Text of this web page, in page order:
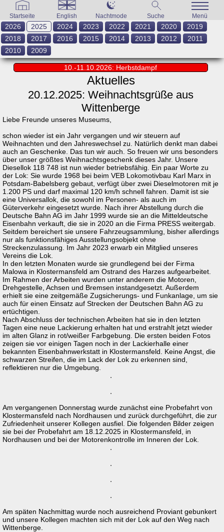
Startseite English Nachtmode Suche Menü
2026 2025 2024 2023 2022 2021 2020
2019
2018
2017 2016 2015 2014 2013 2012
2011
2010
2009
10.-11.10.2026: Herbstdampf
Aktuelles
20.12.2025: Weihnachtsgrüße aus
Wittenberge
Liebe Freunde unseres Museums,
schon wieder ist ein Jahr vergangen und wir steuern auf
Weihnachten und den Jahreswechsel zu. Natürlich denkt man dabei
auch an Geschenke. Das tun wir auch. So freuen wir uns besonders
über unser größtes Weihnachtsgeschenk dieses Jahr. Unsere
Diesellok 118 748 ist nun wieder betriebsfähig. Ein paar Worte zu
der Lok: Sie wurde 1968 bei beim VEB Lokomotivbau Karl Marx in
Potsdam-Babelsberg gebaut, verfügt über zwei Dieselmotoren mit je
1.200 PS und darf maximal 120 km/h schnell fahren. Damit ist sie
eine Universallok, die sowohl im Personen- als auch im
Güterverkehr eingesetzt wurde. Nach ihrer Abstellung durch die
Deutsche Bahn AG im Jahr 1999 wurde sie an die Mitteldeutsche
Eisenbahn verkauft, die sie in 2020 an die Firma PRESS weitergab.
Seitdem bereichert sie unsere Fahrzeugsammlung, bisher allerdings
nur als funktionsfähiges Ausstellungsobjekt ohne
Streckenzulassung. Im Jahr 2023 erwarb ein Mitglied unseres
Vereins die Lok.
In den letzten Monaten wurde sie grundlegend bei der Firma
Malowa in Klostermansfeld am Ostrand des Harzes aufgearbeitet.
Im Rahmen der Arbeiten wurden unter anderem die Motoren,
Drehgestelle, Achsen und Bremsen instandgesetzt. Außerdem
erhielt sie eine zeitgemäße Zugsicherungs- und Funkanlage, um sie
auch für einen Einsatz auf Strecken der Deutschen Bahn AG zu
ertüchtigen.
Nach Abschluss der technischen Arbeiten hat sie in den letzten
Tagen eine neue Lackierung erhalten hat und erstrahlt jetzt wieder
im alten Glanz in rot/weißer Farbgebung. Die ersten beiden Fotos
zeigen sie vor einigen Tagen noch in der Lackierhalle einer
bekannten Eisenbahnwerkstatt in Klostermansfeld. Keine Angst, die
schwarzen Streifen, die im Lack der Lok zu erkennen sind,
reflektieren nur die Umgebung.
Am vergangenen Donnerstag wurde zunächst eine Probefahrt von
Klostermansfeld nach Nordhausen und zurück durchgeführt, die zur
Zufriedenheit unserer Kollegen ausfiel. Die folgenden Bilder zeigen
sie bei der Probefahrt am 18.12.2025 in Klostermansfeld, in
Nordhausen und bei der Motorenkontrolle im Inneren der Lok.
Am späten Nachmittag wurde noch ausreichend Proviant gebunkert
und unsere Kollegen machten sich mit der Lok auf den Weg nach
Wittenberge.